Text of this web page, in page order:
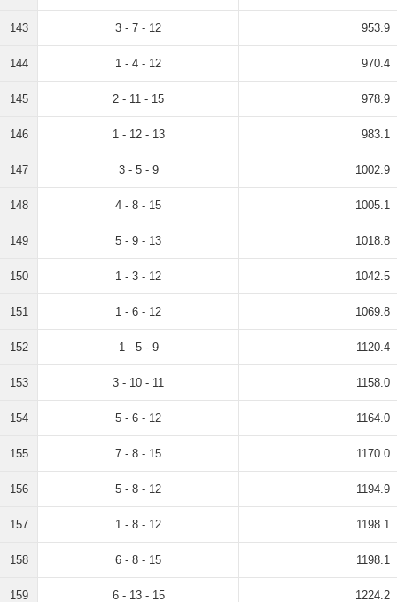
143 3 - 7 - 12 953.9
144 1 - 4 - 12 970.4
145 2 - 11 - 15 978.9
146 1 - 12 - 13 983.1
147 3 - 5 - 9 1002.9
148 4 - 8 - 15 1005.1
149 5 - 9 - 13 1018.8
150 1 - 3 - 12 1042.5
151 1 - 6 - 12 1069.8
152 1 - 5 - 9 1120.4
153 3 - 10 - 11 1158.0
154 5 - 6 - 12 1164.0
155 7 - 8 - 15 1170.0
156 5 - 8 - 12 1194.9
157 1 - 8 - 12 1198.1
158 6 - 8 - 15 1198.1
159 6 - 13 - 15 1224.2